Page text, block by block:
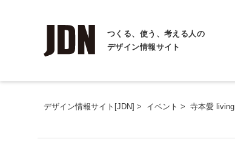
つくる、使う、考える人の
デザイン情報サイト
デザイン情報サイト[JDN] > イベント > 寺本愛 living